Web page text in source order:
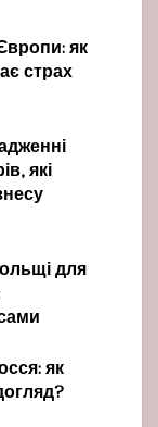
як
страх
які
для
як